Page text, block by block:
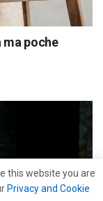
poche
this website you are
Privacy and Cookie